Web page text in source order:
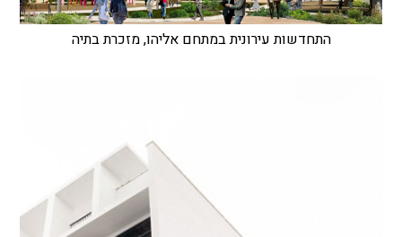
התחדשות עירונית במתחם אליהו, מזכרת בתיה